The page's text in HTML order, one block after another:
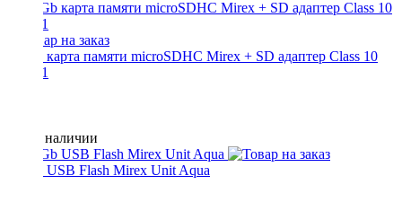
32 Gb карта памяти microSDHC Mirex + SD адаптер Class 10
UHS-1
Нет в наличии
16 Gb USB Flash Mirex Unit Aqua